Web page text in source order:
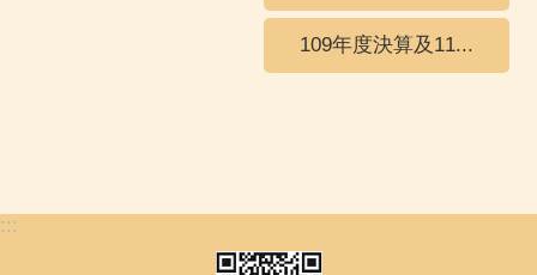
109年度決算及11...
:::